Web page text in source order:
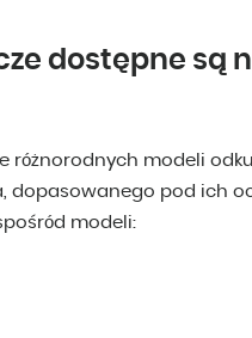
dostępne są
różnorodnych modeli
dopasowanego pod ich
modeli: